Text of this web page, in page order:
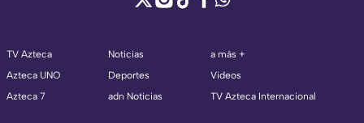
TV Azteca
Azteca UNO
Azteca 7
Noticias
Deportes
adn Noticias
a más +
Videos
TV Azteca Internacional